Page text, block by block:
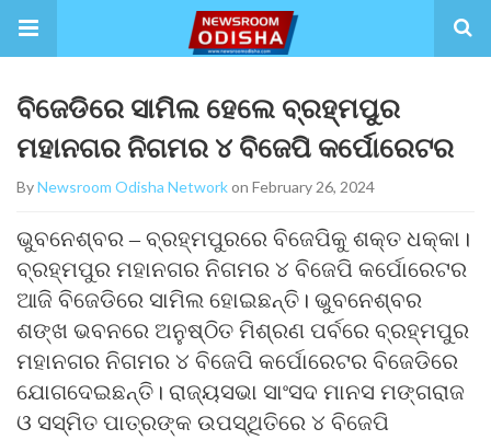
ବିଜେଡିରେ ସାମିଲ ହେଲେ ବ୍ରହ୍ମପୁର
ମହାନଗର ନିଗମର ୪ ବିଜେପି କର୍ପୋରେଟର
ByNewsroom Odisha Networkon February 26, 2024
ଭୁବନେଶ୍ବର – ବ୍ରହ୍ମପୁରରେ ବିଜେପିକୁ ଶକ୍ତ ଧକ୍କା।
ବ୍ରହ୍ମପୁର ମହାନଗର ନିଗମର ୪ ବିଜେପି କର୍ପୋରେଟର
ଆଜି ବିଜେଡିରେ ସାମିଲ ହୋଇଛନ୍ତି। ଭୁବନେଶ୍ବର
ଶଙ୍ଖ ଭବନରେ ଅନୁଷ୍ଠିତ ମିଶ୍ରଣ ପର୍ବରେ ବ୍ରହ୍ମପୁର
ମହାନଗର ନିଗମର ୪ ବିଜେପି କର୍ପୋରେଟର ବିଜେଡିରେ
ଯୋଗଦେଇଛନ୍ତି। ରାଜ୍ୟସଭା ସାଂସଦ ମାନସ ମଙ୍ଗରାଜ
ଓ ସସ୍ମିତ ପାତ୍ରଙ୍କ ଉପସ୍ଥିତିରେ ୪ ବିଜେପି